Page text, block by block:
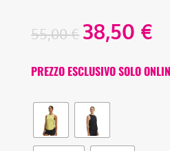
55,00€ 38,50 €
PREZZO ESCLUSIVO SOLO